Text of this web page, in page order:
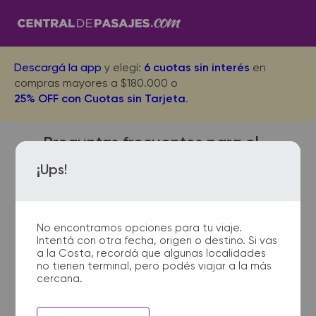
Descargá la app y elegí: 6 cuotas sin interés en
compras mayores a $180.000 o
25% OFF con Cuotas sin Tarjeta.
¡Ups!
No encontramos opciones para tu viaje.
Intentá con otra fecha, origen o destino. Si vas
a la Costa, recordá que algunas localidades
no tienen terminal, pero podés viajar a la más
cercana.
Preguntas frecuentes para el
viaje desde San Bernardo a
Chascomus Acceso
¿Dónde quedan las
terminales de micro de San
Bernardo a Chascomus